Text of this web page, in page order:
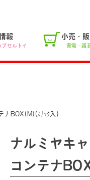
報
プセルトイ
小売・
家電・雑
ナBOX(M)(ｽﾅｯｸ入)
ナルミヤキ
コンテナ